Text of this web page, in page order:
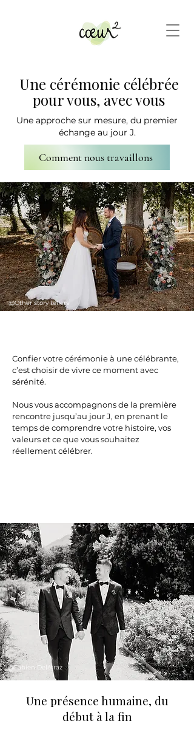
Une cérémonie célébrée
pour vous, avec vous
Une approche sur mesure, du premier
échange au jour J.
Comment nous travaillons
@Other story tellers
Confier votre cérémonie à une célébrante,
c’est choisir de vivre ce moment avec
sérénité.
Nous vous accompagnons de la première
rencontre jusqu’au jour J, en prenant le
temps de comprendre votre histoire, vos
valeurs et ce que vous souhaitez
réellement célébrer.
@Fabien Delétraz
Une présence humaine, du
début à la fin